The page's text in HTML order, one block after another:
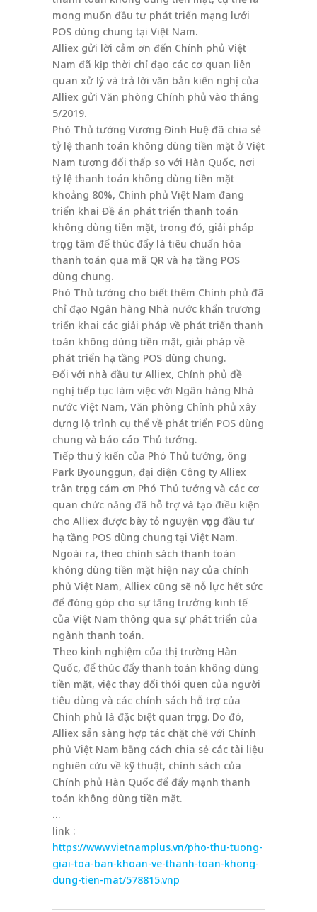
mong muốn đầu tư phát triển mạng lưới
POS dùng chung tại Việt Nam.
Alliex gửi lời cảm ơn đến Chính phủ Việt
Nam đã kịp thời chỉ đạo các cơ quan liên
quan xử lý và trả lời văn bản kiến nghị của
Alliex gửi Văn phòng Chính phủ vào tháng
5/2019.
Phó Thủ tướng Vương Đình Huệ đã chia sẻ
tỷ lệ thanh toán không dùng tiền mặt ở Việt
Nam tương đối thấp so với Hàn Quốc, nơi
tỷ lệ thanh toán không dùng tiền mặt
khoảng 80%, Chính phủ Việt Nam đang
triển khai Đề án phát triển thanh toán
không dùng tiền mặt, trong đó, giải pháp
trọng tâm để thúc đẩy là tiêu chuẩn hóa
thanh toán qua mã QR và hạ tầng POS
dùng chung.
Phó Thủ tướng cho biết thêm Chính phủ đã
chỉ đạo Ngân hàng Nhà nước khẩn trương
triển khai các giải pháp về phát triển thanh
toán không dùng tiền mặt, giải pháp về
phát triển hạ tầng POS dùng chung.
Đối với nhà đầu tư Alliex, Chính phủ đề
nghị tiếp tục làm việc với Ngân hàng Nhà
nước Việt Nam, Văn phòng Chính phủ xây
dựng lộ trình cụ thể về phát triển POS dùng
chung và báo cáo Thủ tướng.
Tiếp thu ý kiến của Phó Thủ tướng, ông
Park Byounggun, đại diện Công ty Alliex
trân trọng cám ơn Phó Thủ tướng và các cơ
quan chức năng đã hỗ trợ và tạo điều kiện
cho Alliex được bày tỏ nguyện vọng đầu tư
hạ tầng POS dùng chung tại Việt Nam.
Ngoài ra, theo chính sách thanh toán
không dùng tiền mặt hiện nay của chính
phủ Việt Nam, Alliex cũng sẽ nỗ lực hết sức
để đóng góp cho sự tăng trưởng kinh tế
của Việt Nam thông qua sự phát triển của
ngành thanh toán.
Theo kinh nghiệm của thị trường Hàn
Quốc, để thúc đẩy thanh toán không dùng
tiền mặt, việc thay đổi thói quen của người
tiêu dùng và các chính sách hỗ trợ của
Chính phủ là đặc biệt quan trọng. Do đó,
Alliex sẵn sàng hợp tác chặt chẽ với Chính
phủ Việt Nam bằng cách chia sẻ các tài liệu
nghiên cứu về kỹ thuật, chính sách của
Chính phủ Hàn Quốc để đẩy mạnh thanh
toán không dùng tiền mặt.
…
link :
https://www.vietnamplus.vn/pho-thu-tuong-
giai-toa-ban-khoan-ve-thanh-toan-khong-
dung-tien-mat/578815.vnp